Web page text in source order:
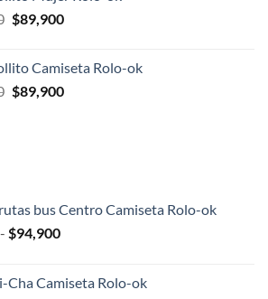
$109,900.$89,900.
El
era:
$109,900.
$89,900El
es:
$89,900.
Camiseta Rolo-ok
El
$89,900El
bus Centro Camiseta Rolo-ok
- $94,900Rango
desde
Cha Camiseta Rolo-ok